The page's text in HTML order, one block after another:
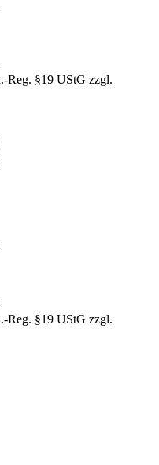
Reg. §19 UStG zzgl.
Reg. §19 UStG zzgl.